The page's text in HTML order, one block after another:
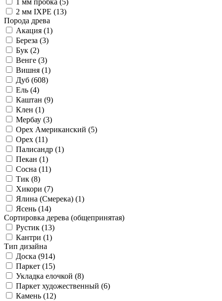
1 мм пробка (5)
2 мм IXPE (13)
Порода древа
Акация (1)
Береза (3)
Бук (2)
Венге (3)
Вишня (1)
Дуб (608)
Ель (4)
Каштан (9)
Клен (1)
Мербау (3)
Орех Американский (5)
Орех (11)
Палисандр (1)
Пекан (1)
Сосна (11)
Тик (8)
Хикори (7)
Ялина (Смерека) (1)
Ясень (14)
Сортировка дерева (общепринятая)
Рустик (13)
Кантри (1)
Тип дизайна
Доска (914)
Паркет (15)
Укладка елочкой (8)
Паркет художественный (6)
Камень (12)